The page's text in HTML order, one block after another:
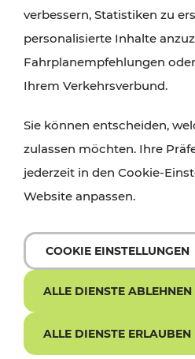
verbessern, Statistiken zu
personalisierte Inhalte
Fahrplanempfehlungen
Ihrem Verkehrsverbund.
Sie können entscheiden,
zulassen möchten. Ihre
jederzeit in den Cookie-
Website anpassen.
COOKIE EINSTELLUNGEN
ALLE DIENSTE ABLEHNEN
ALLE DIENSTE ERLAUBEN